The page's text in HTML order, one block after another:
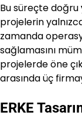
Bu süreçte doğru
projelerin
zamanda
sağlamasını
projelerde öne
arasında üç
ERKE